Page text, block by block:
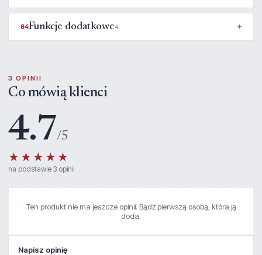
04Funkcje dodatkowe4
3 OPINII
Co mówią klienci
4.7/5
★★★★★
na podstawie 3 opinii
Ten produkt nie ma jeszcze opinii. Bądź pierwszą osobą, która ją
doda.
Napisz opinię